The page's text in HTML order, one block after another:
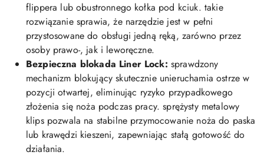
flippera lub obustronnego kołka pod kciuk. takie
rozwiązanie sprawia, że narzędzie jest w pełni
przystosowane do obsługi jedną ręką, zarówno przez
osoby prawo-, jak i leworęczne.
Bezpieczna blokada Liner Lock: sprawdzony
mechanizm blokujący skutecznie unieruchamia ostrze w
pozycji otwartej, eliminując ryzyko przypadkowego
złożenia się noża podczas pracy. sprężysty metalowy
klips pozwala na stabilne przymocowanie noża do paska
lub krawędzi kieszeni, zapewniając stałą gotowość do
działania.